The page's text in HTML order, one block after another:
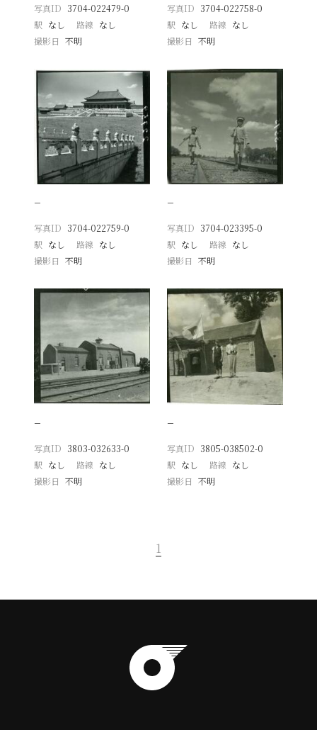
写真ID 3704-022479-0
駅 なし 路線 なし
撮影日
不明
写真ID 3704-022758-0
駅 なし 路線 なし
撮影日 不明
−
写真ID 3704-022759-0
駅 なし 路線 なし
撮影日
不明
−
写真ID 3704-023395-0
駅 なし 路線 なし
撮影日 不明
−
写真ID 3803-032633-0
駅 なし 路線 なし
撮影日
不明
−
写真ID 3805-038502-0
駅 なし 路線 なし
撮影日 不明
1